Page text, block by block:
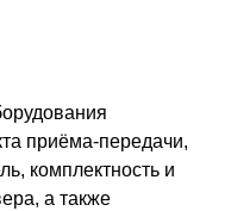
приёма-передачи,
комплектность и
а также